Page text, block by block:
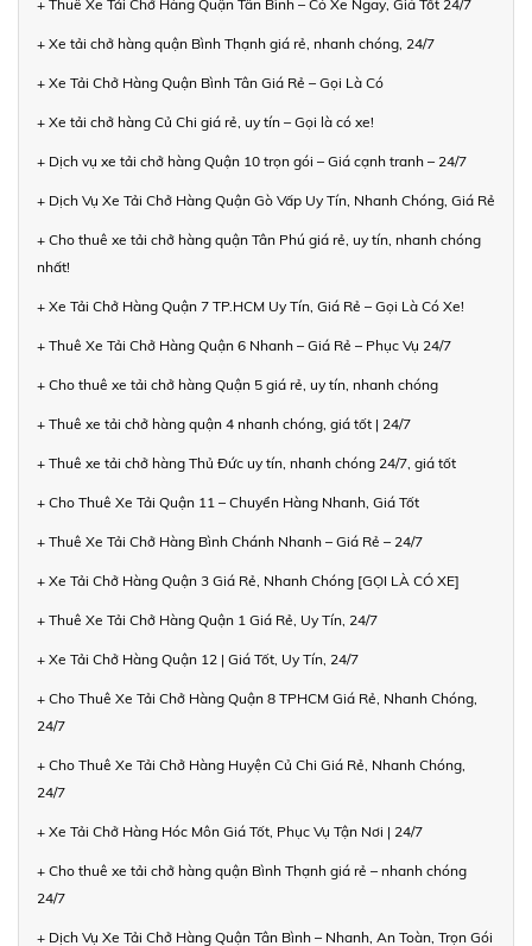
+ Thuê Xe Tải Chở Hàng Quận Tân Bình – Có Xe Ngay, Giá Tốt 24/7
+ Xe tải chở hàng quận Bình Thạnh giá rẻ, nhanh chóng, 24/7
+ Xe Tải Chở Hàng Quận Bình Tân Giá Rẻ – Gọi Là Có
+ Xe tải chở hàng Củ Chi giá rẻ, uy tín – Gọi là có xe!
+ Dịch vụ xe tải chở hàng Quận 10 trọn gói – Giá cạnh tranh – 24/7
+ Dịch Vụ Xe Tải Chở Hàng Quận Gò Vấp Uy Tín, Nhanh Chóng, Giá Rẻ
+ Cho thuê xe tải chở hàng quận Tân Phú giá rẻ, uy tín, nhanh chóng
nhất!
+ Xe Tải Chở Hàng Quận 7 TP.HCM Uy Tín, Giá Rẻ – Gọi Là Có Xe!
+ Thuê Xe Tải Chở Hàng Quận 6 Nhanh – Giá Rẻ – Phục Vụ 24/7
+ Cho thuê xe tải chở hàng Quận 5 giá rẻ, uy tín, nhanh chóng
+ Thuê xe tải chở hàng quận 4 nhanh chóng, giá tốt | 24/7
+ Thuê xe tải chở hàng Thủ Đức uy tín, nhanh chóng 24/7, giá tốt
+ Cho Thuê Xe Tải Quận 11 – Chuyển Hàng Nhanh, Giá Tốt
+ Thuê Xe Tải Chở Hàng Bình Chánh Nhanh – Giá Rẻ – 24/7
+ Xe Tải Chở Hàng Quận 3 Giá Rẻ, Nhanh Chóng [GỌI LÀ CÓ XE]
+ Thuê Xe Tải Chở Hàng Quận 1 Giá Rẻ, Uy Tín, 24/7
+ Xe Tải Chở Hàng Quận 12 | Giá Tốt, Uy Tín, 24/7
+ Cho Thuê Xe Tải Chở Hàng Quận 8 TPHCM Giá Rẻ, Nhanh Chóng,
24/7
+ Cho Thuê Xe Tải Chở Hàng Huyện Củ Chi Giá Rẻ, Nhanh Chóng,
24/7
+ Xe Tải Chở Hàng Hóc Môn Giá Tốt, Phục Vụ Tận Nơi | 24/7
+ Cho thuê xe tải chở hàng quận Bình Thạnh giá rẻ – nhanh chóng
24/7
+ Dịch Vụ Xe Tải Chở Hàng Quận Tân Bình – Nhanh, An Toàn, Trọn Gói